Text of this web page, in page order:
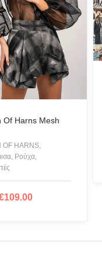
Παρεό
Φόρμες
Θαλάσσης
- Painting
Of Harns Mesh
OF HARNS,
Ρούχα,
109.00